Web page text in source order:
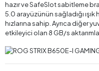
hazır ve SafeSlot sabitleme
5.0 arayüzünün sağladığı ışık
hızlarına sahip. Ayrıca diğer
etkileyici olan 8 GB/s